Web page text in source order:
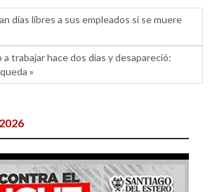
días libres a sus empleados si se muere
trabajar hace dos días y desapareció:
»